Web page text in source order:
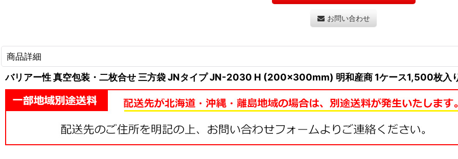
お問い合わせ
商品詳細
バリアー性 真空包装・二枚合せ 三方袋 JNタイプ JN-2030 H (200×300mm) 明和産商 1ケース1,500枚入